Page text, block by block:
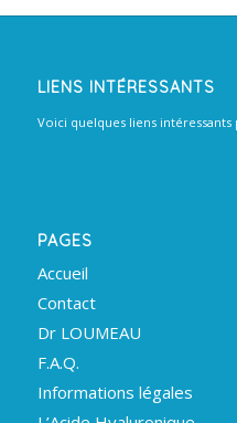
LIENS INTÉRESSANTS
Voici quelques liens
PAGES
Accueil
Contact
Dr LOUMEAU
F.A.Q.
Informations légales